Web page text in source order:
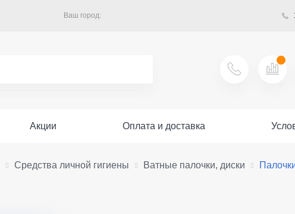
Ваш город:
Акции Оплата и доставка
Средства личной гигиены Ватные палочки, диски